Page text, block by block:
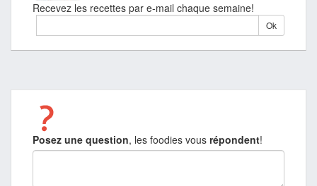
Recevez les recettes par e-mail chaque semaine!
Posez une question, les foodies vous répondent!